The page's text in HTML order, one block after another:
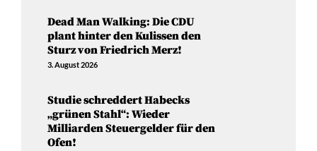
Dead Man Walking: Die CDU
plant hinter den Kulissen den
Sturz von Friedrich Merz!
3. August 2026
Studie schreddert Habecks
„grünen Stahl“: Wieder
Milliarden Steuergelder für den
Ofen!